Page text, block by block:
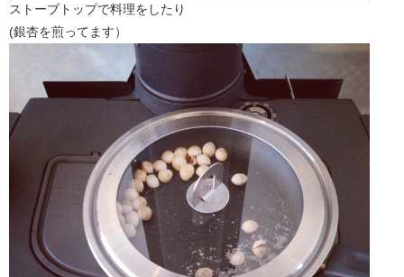
ストーブトップで料理をしたり
(銀杏を煎ってます）